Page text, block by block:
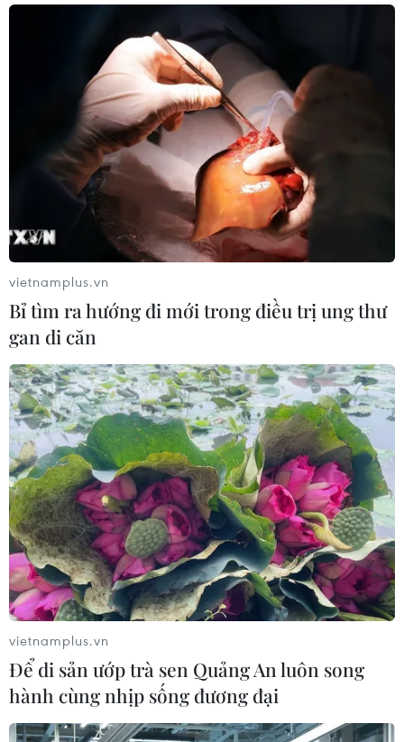
vietnamplus.vn
Bỉ tìm ra hướng đi mới trong điều trị ung thư
gan di căn
vietnamplus.vn
Để di sản ướp trà sen Quảng An luôn song
hành cùng nhịp sống đương đại